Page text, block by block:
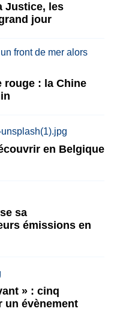
Justice, les
jour
rouge : la Chine
en Belgique
sa
émissions en
» : cinq
un évènement